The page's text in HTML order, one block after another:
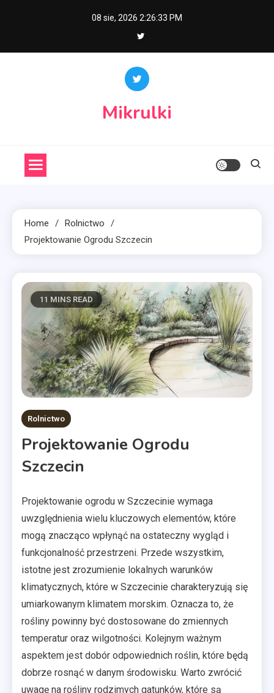
08 sie, 2026 2:26:34 PM
Mikrulki
Home
Rolnictwo
Projektowanie Ogrodu Szczecin
11 MINS READ
Rolnictwo
Projektowanie Ogrodu
Szczecin
Projektowanie ogrodu w Szczecinie wymaga
uwzględnienia wielu kluczowych elementów, które
mogą znacząco wpłynąć na ostateczny wygląd i
funkcjonalność przestrzeni. Przede wszystkim,
istotne jest zrozumienie lokalnych warunków
klimatycznych, które w Szczecinie charakteryzują się
umiarkowanym klimatem morskim. Oznacza to, że
rośliny powinny być dostosowane do zmiennych
temperatur oraz wilgotności. Kolejnym ważnym
aspektem jest dobór odpowiednich roślin, które będą
dobrze rosnąć w danym środowisku. Warto zwrócić
uwagę na rośliny rodzimych gatunków, które są